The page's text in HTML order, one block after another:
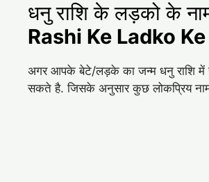
धनु राशि के लड़को के
Rashi Ke Ladko
अगर आपके बेटे/लड़के का जन्म धनु राशि
सकते है. जिसके अनुसार कुछ लोकप्रिय